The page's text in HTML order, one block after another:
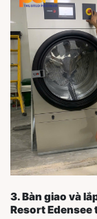
3. Bàn giao và
Resort Edensee